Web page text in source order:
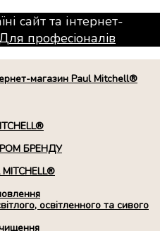
сайт та інтернет-
професiоналiв
БРЕНДУ
MITCHELL®
освітленного та сивого